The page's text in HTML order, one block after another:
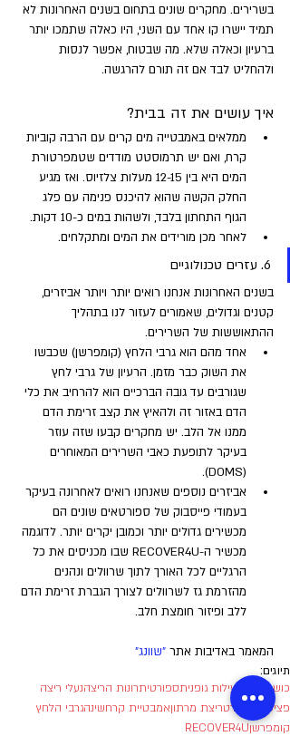
בשרירים. מחקרים שונים בתחום בשנים האחרונות לא
תמיד יישרו קו אחד עם השני, היו כאלה שתמכו יותר
ברעיון וכאלה שלא. מה שבטוח, אפשר לנסות
ולהחליט לבד אם זה תורם להרגשה.
איך עושים את זה בבית?
ממלאים באמבטייה מים קרים עם הרבה קוביות
קרח, ואם יש תרמוסטט מודדים שטמפרטורת
המים היא בין 12-15 מעלות צלזיוס. ואז מגיע
החלק הקשה שהוא להיכנס פנימה עם פלג
הגוף התחתון בלבד, ולשהות במים כ-10 דקות.
לאחר מכן מורידים את המים ומתקלחים.
6. עזרים טכנולוגיים
בשנים האחרונות אנחנו רואים יותר ויותר אביזרים,
קטנים וגדולים, שאמורים לעזור לנו בתהליך
ההתאוששות של השרירים.
אחד מהם הוא גרבי הלחץ (קומפרשן) שכבשו
את השוק כבר מזמן. הרעיון של גרבי לחץ
שגורבים עד גובה הברכיים הוא להרחיב את כלי
הדם באזור זה ולהאיץ את קצב זרימת הדם
ממנו אל הלב. יש מחקרים קבעו שזה עוזר
בעיקר לתופעת כאבי השרירים המאוחרים
(DOMS).
אביזרים נוספים שאנחנו רואים לאחרונה בעיקר
בעמודי פייסבוק של ספורטאים שונים הם
מכשירים גדולים יותר וכמובן יקרים יותר. לדוגמה
מכשיר ה-RECOVER4U שבו מכניסים את כל
הרגליים לכל האורך לתוך שרוולים ונהנים
מהזרמת גז לשרוולים לצורך הגברת זרימת הדם
ללב ופיזור חומצת חלב.
המאמר באדיבות אתר "שוונג"
תיוגים:
כושר גופני
פעילות גופניתספורטיתרונות הריצהנעלי ריצה
פציעות ספורטריצת מרתוןאמבטיית קרחשינהגרבי הלחץ
קומפרשןRECOVER4U